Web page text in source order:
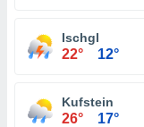
Ischgl
22° 12°
Kufstein
26° 17°